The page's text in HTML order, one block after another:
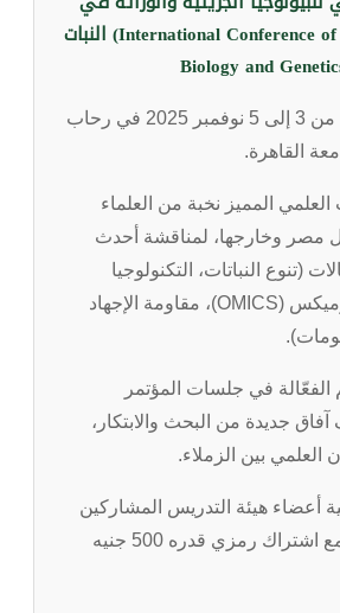
النبات (International Conference of Plant Molecular
Biology and
وذلك خلال الفترة من 3 إلى 5 نوفمبر 2025 في رحاب
القاهرة.
المميز نخبة من العلماء
مصر وخارجها، لمناقشة أحدث
(تنوع النباتات، التكنولوجيا
الحيوية، علوم الأوميكس (OMICS)، مقاومة الإجهاد
في جلسات المؤتمر
آفاق جديدة من البحث والابتكار،
العلمي بين الزملاء.
أعضاء هيئة التدريس المشاركين
من داخل الكلية، مع اشتراك رمزي قدره 500 جنيه